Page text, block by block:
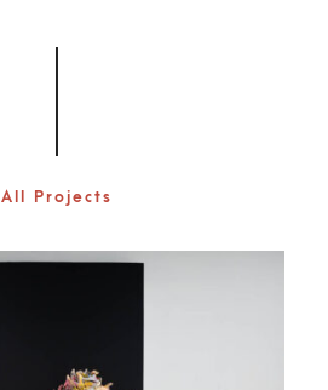
All Projects